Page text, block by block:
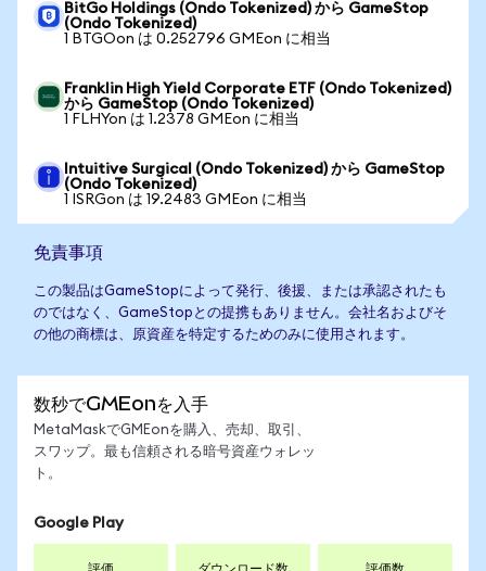
BitGo Holdings (Ondo Tokenized) から GameStop
(Ondo Tokenized)
1 BTGOon は 0.252796 GMEon に相当
Franklin High Yield Corporate ETF (Ondo Tokenized)
から GameStop (Ondo Tokenized)
1 FLHYon は 1.2378 GMEon に相当
Intuitive Surgical (Ondo Tokenized) から GameStop
(Ondo Tokenized)
1 ISRGon は 19.2483 GMEon に相当
免責事項
この製品はGameStopによって発行、後援、または承認されたも
のではなく、GameStopとの提携もありません。会社名およびそ
の他の商標は、原資産を特定するためのみに使用されます。
数秒でGMEonを入手
MetaMaskでGMEonを購入、売却、取引、
スワップ。最も信頼される暗号資産ウォレッ
ト。
Google Play